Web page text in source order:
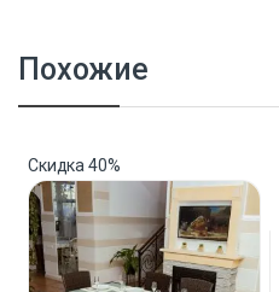
Похожие
Скидка40%